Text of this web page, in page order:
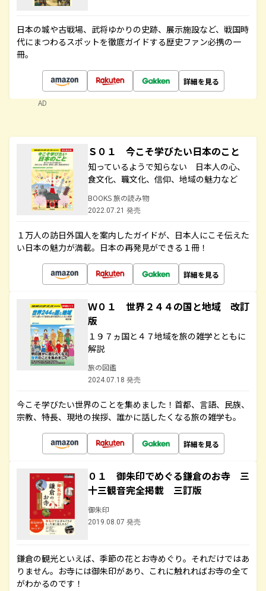
日本の城や古戦場、武将ゆかりの史跡、展示施設など、戦国時
代にまつわるスポットを徹底ガイドする歴史ファン必携の一
冊。
詳細を見る
AD
Ｓ０１ 今こそ学びたい日本のこと
知っているようで知らない 日本人の心、
食文化、職文化、信仰、地域の魅力など
BOOKS 旅の読み物
2022.07.21 発売
１万人の訪日外国人を案内したガイドが、日本人にこそ伝えた
い日本の魅力が満載。日本の再発見ができる１冊！
詳細を見る
Ｗ０１ 世界２４４の国と地域 改訂
版
１９７ヵ国と４７地域を旅の雑学とともに
解説
旅の図鑑
2024.07.18 発売
今こそ学びたい世界のことを集めました！首都、言語、民族、
宗教、特長、現地の挨拶、誰かに話したくなる旅の雑学も。
詳細を見る
０１ 御朱印でめぐる鎌倉のお寺 三
十三観音完全掲載 三訂版
御朱印
2019.08.07 発売
鎌倉の観光といえば、季節の花とお寺めぐり。それだけではあ
りません。お寺には御朱印があり、これに触れればお寺の全て
がわかるのです！